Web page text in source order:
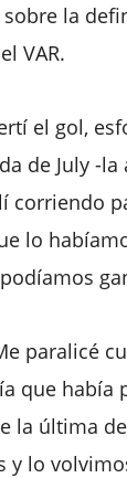
la
VAR.
el gol,
de July -la
corriendo
lo
paralicé
que había
la última
y lo